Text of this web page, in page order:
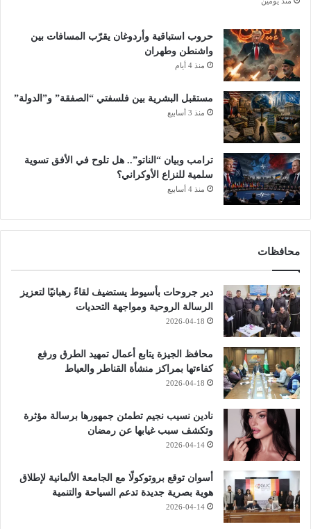
حروب استباقية وأردوغان يقرّب المسافات بين
واشنطن وطهران
منذ 4 أيام
مستقبل البشرية بين فلسفتي “الصفقة” و”الدولة”
منذ 3 أسابيع
ترامب وبيان “الناتو”.. هل تلوح في الأفق تسوية
سلمية للنزاع الأوكراني؟
منذ 4 أسابيع
محافظات
دير جروحات بأسيوط يستضيف لقاءً رهبانيًا لتعزيز
الرسالة الروحية ومواجهة التحديات
2026-04-18
محافظ الجيزة يتابع أعمال تمهيد الطرق ورفع
كفاءتها بمراكز منشأة القناطر والعياط
2026-04-18
نادين نسيب نجيم تطمئن جمهورها برسالة مؤثرة
وتكشف سبب غيابها عن رمضان
2026-04-14
أسوان توقع بروتوكولًا مع الجامعة الألمانية لإطلاق
هوية بصرية جديدة تدعم السياحة والتنمية
2026-04-14